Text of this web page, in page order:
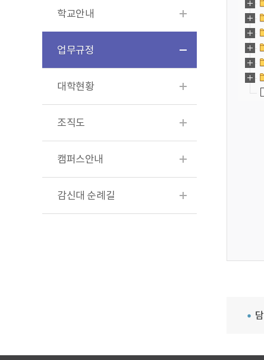
학교안내
업무규정
대학현황
조직도
캠퍼스안내
감신대 순례길